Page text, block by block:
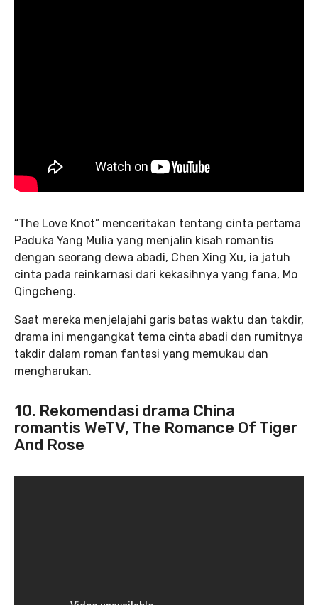
“The Love Knot” menceritakan tentang cinta pertama
Paduka Yang Mulia yang menjalin kisah romantis
dengan seorang dewa abadi, Chen Xing Xu, ia jatuh
cinta pada reinkarnasi dari kekasihnya yang fana, Mo
Qingcheng.
Saat mereka menjelajahi garis batas waktu dan takdir,
drama ini mengangkat tema cinta abadi dan rumitnya
takdir dalam roman fantasi yang memukau dan
mengharukan.
10. Rekomendasi drama China
romantis WeTV, The Romance Of Tiger
And Rose